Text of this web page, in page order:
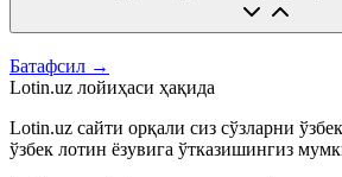
Батафсил →
Lotin.uz лойиҳаси ҳақида
Lotin.uz сайти орқали сиз сўзларни
ўзбек лотин ёзувига ўтказишингиз